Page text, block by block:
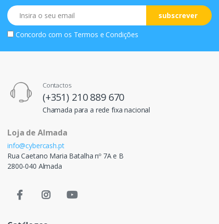
Email
subscrever
Concordo com os Termos e Condições
Contactos
(+351) 210 889 670
Chamada para a rede fixa nacional
Loja de Almada
info@cybercash.pt
Rua Caetano Maria Batalha nº 7A e B
2800-040 Almada